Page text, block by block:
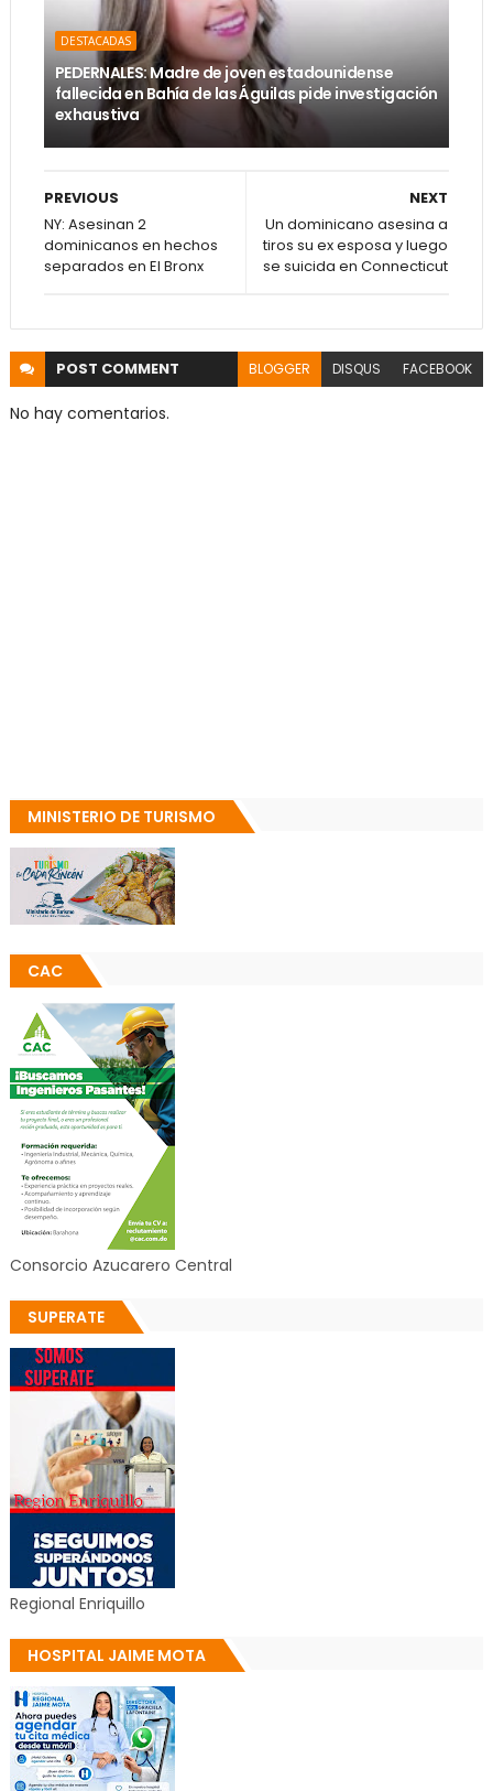
DESTACADAS
PEDERNALES: Madre de joven estadounidense
fallecida en Bahía de las Águilas pide investigación
exhaustiva
NEXT
Un dominicano asesina a
tiros su ex esposa y luego
se suicida en Connecticut
PREVIOUS
NY: Asesinan 2
dominicanos en hechos
separados en El Bronx
POST COMMENT BLOGGER DISQUS FACEBOOK
No hay comentarios.
MINISTERIO DE TURISMO
CAC
Consorcio Azucarero Central
SUPERATE
Regional Enriquillo
HOSPITAL JAIME MOTA